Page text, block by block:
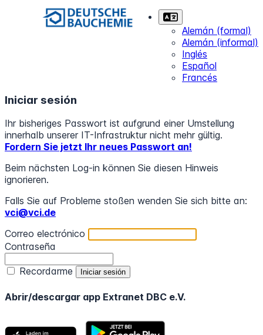
Alemán (formal)
Alemán (informal)
Inglés
Español
Francés
Iniciar sesión
Ihr bisheriges Passwort ist aufgrund einer Umstellung
innerhalb unserer IT-Infrastruktur nicht mehr gültig.
Fordern Sie jetzt Ihr neues Passwort an!
Beim nächsten Log-in können Sie diesen Hinweis
ignorieren.
Falls Sie auf Probleme stoßen wenden Sie sich bitte an:
vci@vci.de
Correo electrónico
Contraseña
Recordarme
Abrir/descargar app Extranet DBC e.V.